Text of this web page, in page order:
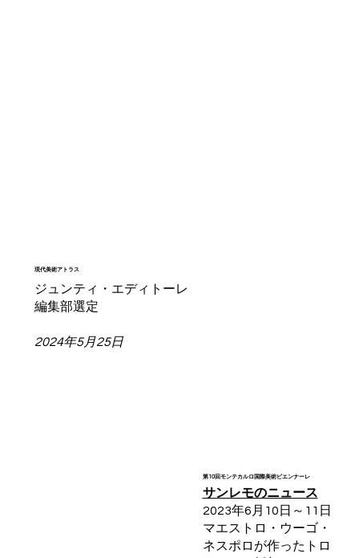
現代美術アトラス
ジュンティ・エディトーレ
編集部選定
2024年5月25日
第10回モンテカルロ国際美術ビエンナーレ
サンレモのニュース
2023年6月10日～11日
マエストロ・ウーゴ・
ネスポロが作ったトロ